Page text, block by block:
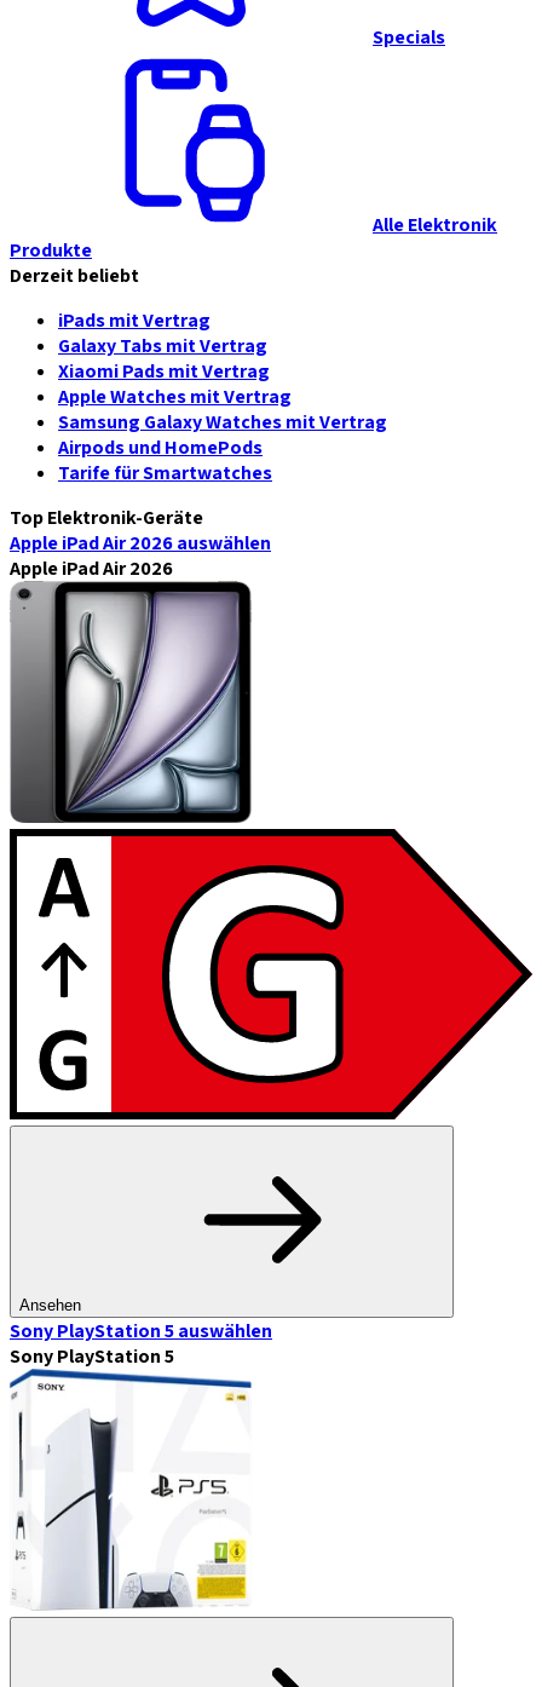
Specials
Alle Elektronik
Produkte
Derzeit beliebt
iPads mit Vertrag
Galaxy Tabs mit Vertrag
Xiaomi Pads mit Vertrag
Apple Watches mit Vertrag
Samsung Galaxy Watches mit Vertrag
Airpods und HomePods
Tarife für Smartwatches
Top Elektronik-Geräte
Apple iPad Air 2026auswählen
Apple iPad Air 2026
Ansehen
Sony PlayStation 5auswählen
Sony PlayStation 5